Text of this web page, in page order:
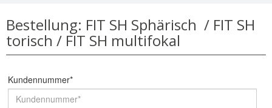
Bestellung: FIT SH Sphärisch / FIT SH
torisch / FIT SH multifokal